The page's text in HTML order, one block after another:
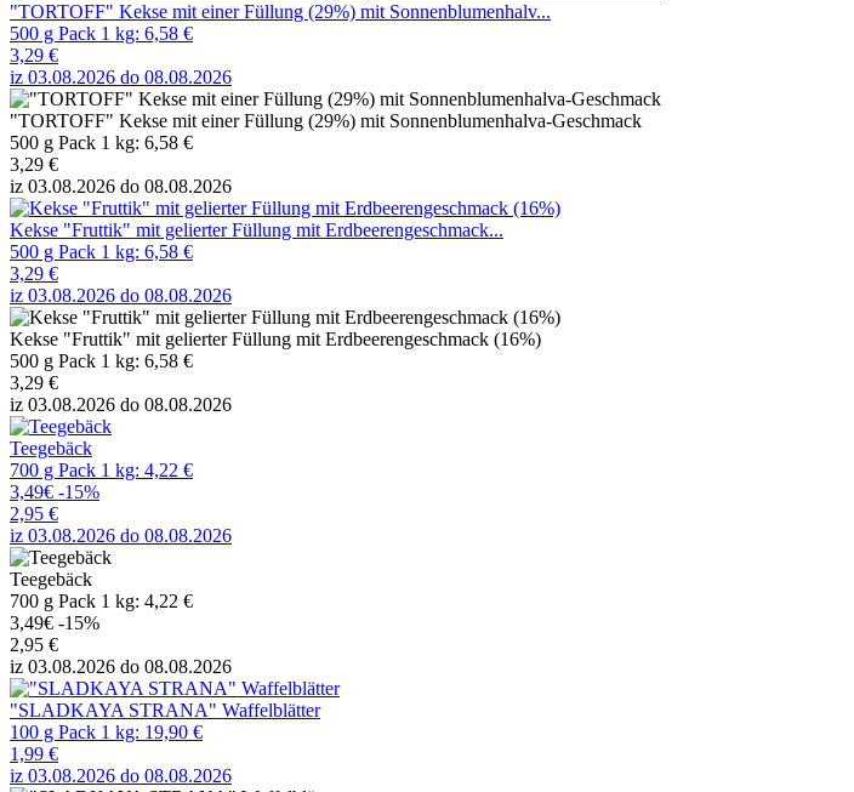
"TORTOFF" Kekse mit einer Füllung (29%) mit Sonnenblumenhalv...
500 g Pack 1 kg: 6,58 €
3,29 €
iz 03.08.2026 do 08.08.2026
"TORTOFF" Kekse mit einer Füllung (29%) mit Sonnenblumenhalva-Geschmack
500 g Pack 1 kg: 6,58 €
3,29 €
iz 03.08.2026 do 08.08.2026
Kekse "Fruttik" mit gelierter Füllung mit Erdbeerengeschmack...
500 g Pack 1 kg: 6,58 €
3,29 €
iz 03.08.2026 do 08.08.2026
Kekse "Fruttik" mit gelierter Füllung mit Erdbeerengeschmack (16%)
500 g Pack 1 kg: 6,58 €
3,29 €
iz 03.08.2026 do 08.08.2026
Teegebäck
700 g Pack 1 kg: 4,22 €
3,49€ -15%
2,95 €
iz 03.08.2026 do 08.08.2026
Teegebäck
700 g Pack 1 kg: 4,22 €
3,49€ -15%
2,95 €
iz 03.08.2026 do 08.08.2026
"SLADKAYA STRANA" Waffelblätter
100 g Pack 1 kg: 19,90 €
1,99 €
iz 03.08.2026 do 08.08.2026